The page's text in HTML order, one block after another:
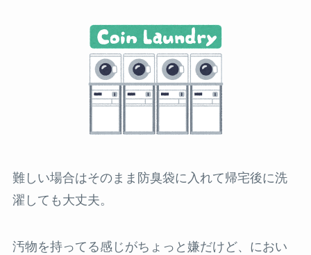
難しい場合はそのまま防臭袋に入れて帰宅後に洗
濯しても大丈夫。
汚物を持ってる感じがちょっと嫌だけど、におい